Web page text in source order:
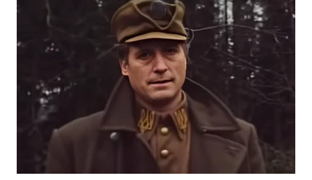
WN
TAPANULI
SELATAN
WN
TANJUNG
LESUNG
KARO